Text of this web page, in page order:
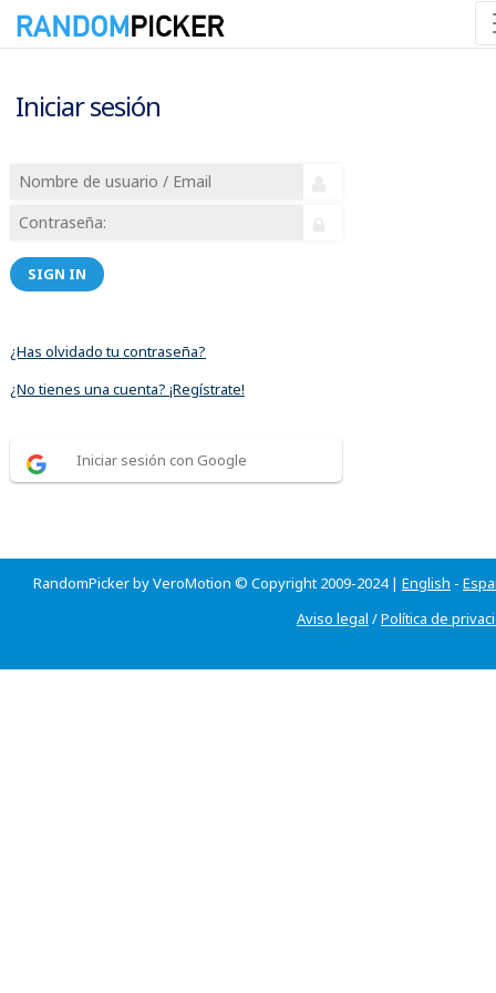
Iniciar sesión
SIGN IN
¿Has olvidado tu contraseña?
¿No tienes una cuenta? ¡Regístrate!
Iniciar sesión con Google
RandomPicker by VeroMotion © Copyright 2009-2024 | English -
Aviso legal /Política de